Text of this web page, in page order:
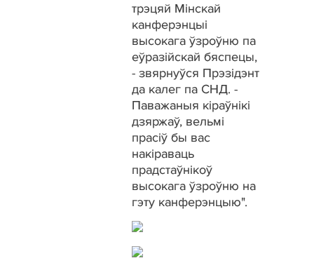
трэцяй Мінскай
канферэнцыі
высокага ўзроўню па
еўразійскай бяспецы,
- звярнуўся Прэзідэнт
да калег па СНД. -
Паважаныя кіраўнікі
дзяржаў, вельмі
прасіў бы вас
накіраваць
прадстаўнікоў
высокага ўзроўню на
гэту канферэнцыю".